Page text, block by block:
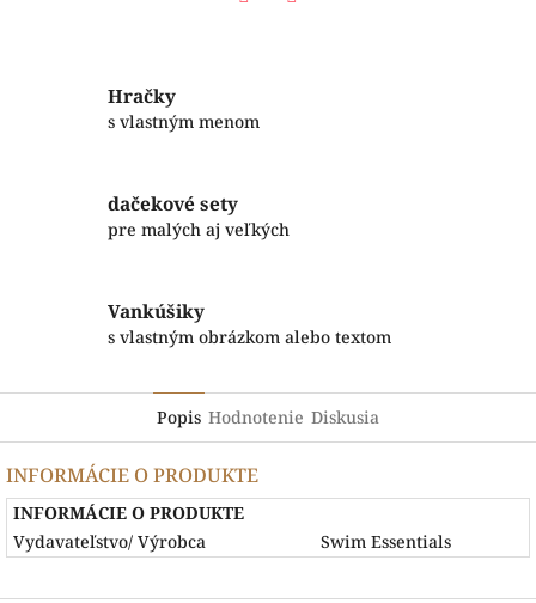
Hračky
s vlastným menom
dačekové sety
pre malých aj veľkých
Vankúšiky
s vlastným obrázkom alebo textom
Popis Hodnotenie Diskusia
INFORMÁCIE O PRODUKTE
INFORMÁCIE O PRODUKTE
Vydavateľstvo/ Výrobca
Swim Essentials